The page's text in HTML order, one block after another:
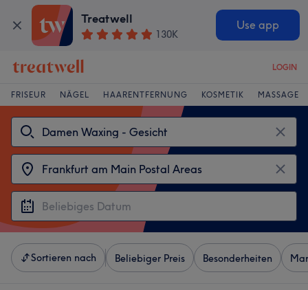
Treatwell
130K
Use app
LOGIN
FRISEUR NÄGEL HAARENTFERNUNG KOSMETIK MASSAGE
Sortieren nach Beliebiger Preis Besonderheiten